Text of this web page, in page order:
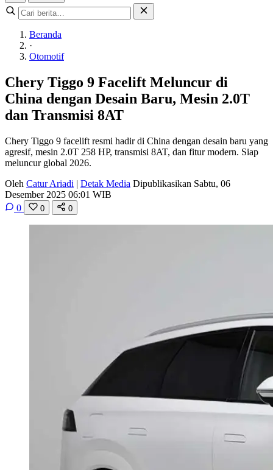
Beranda
·
Otomotif
Chery Tiggo 9 Facelift Meluncur di
China dengan Desain Baru, Mesin 2.0T
dan Transmisi 8AT
Chery Tiggo 9 facelift resmi hadir di China dengan desain baru yang
agresif, mesin 2.0T 258 HP, transmisi 8AT, dan fitur modern. Siap
meluncur global 2026.
Oleh Catur Ariadi | Detak Media Dipublikasikan Sabtu, 06
Desember 2025 06:01 WIB
0
0 0